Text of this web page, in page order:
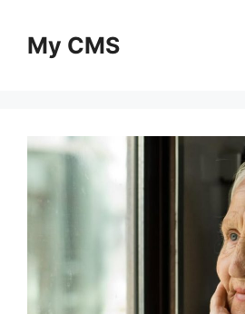
contentMy CMS